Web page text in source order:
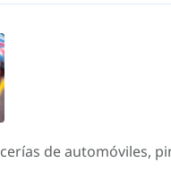
de automóviles,